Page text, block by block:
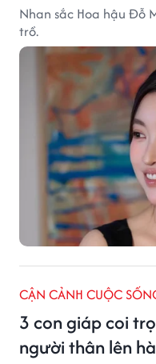
Nhan sắc Hoa hậu Đỗ
trồ.
CẬN CẢNH CUỘC
3 con giáp coi
người thân lên